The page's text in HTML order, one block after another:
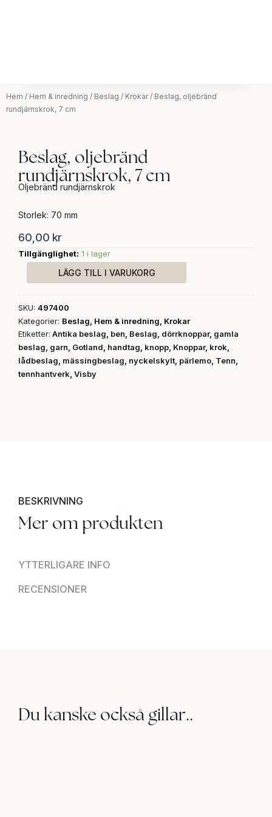
Hem / Hem & inredning / Beslag / Krokar/ Beslag, oljebränd
rundjärnskrok, 7 cm
Beslag, oljebränd
rundjärnskrok, 7 cm
Oljebränd rundjärnskrok
Storlek: 70 mm
60,00 kr
Tillgänglighet: 1 i lager
Beslag,
rundjärnskrok,
cm
mängd
LÄGG TILL I VARUKORG
SKU: 497400
Kategorier: Beslag, Hem & inredning, Krokar
Etiketter: Antika beslag, ben, Beslag, dörrknoppar, gamla
beslag, garn, Gotland, handtag, knopp, Knoppar, krok,
lådbeslag, mässingbeslag, nyckelskylt, pärlemo, Tenn,
tennhantverk, Visby
BESKRIVNING
YTTERLIGARE INFO
RECENSIONER
Mer om produkten
Du kanske också gillar..